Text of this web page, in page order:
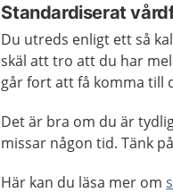
Standardiserat
Du utreds enligt ett så
skäl att tro att du har
går fort att få komma till
Det är bra om du är
missar någon tid. Tänk
Här kan du läsa mer om